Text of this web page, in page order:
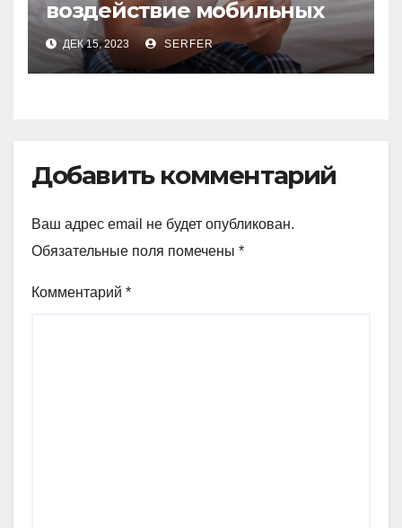
воздействие мобильных
телефонов на качество
спермы
ДЕК 15, 2023 SERFER
Добавить комментарий
Ваш адрес email не будет опубликован.
Обязательные поля помечены *
Комментарий *